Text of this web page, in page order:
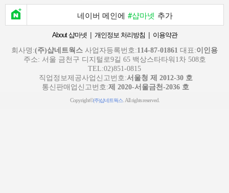
네이버 메인에 #샵마넷 추가
About 샵마넷 | 개인정보 처리방침 | 이용약관
회사명:(주)샵네트웍스 사업자등록번호:114-87-01861 대표:이인용
주소: 서울 금천구 디지털로9길 65 백상스타타워1차 508호
TEL:02)851-0815
직업정보제공사업신고번호:서울청 제 2012-30 호
통신판매업신고번호:제 2020-서울금천-2036 호
Copyright©(주)샵네트웍스. All rights reserved.